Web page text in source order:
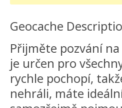
Geocache
Přijměte pozvání
je určen pro
rychle pochopí,
nehráli, máte